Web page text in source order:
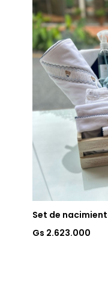
Set de
Gs 2.623.000